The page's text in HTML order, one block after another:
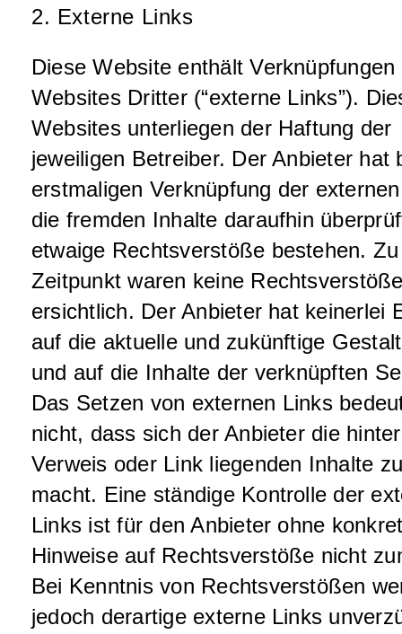
2. Externe Links
Diese Website enthält Verknüpfungen
Websites Dritter (“externe Links”).
Websites unterliegen der Haftung der
jeweiligen Betreiber. Der Anbieter hat
erstmaligen Verknüpfung der
die fremden Inhalte daraufhin
etwaige Rechtsverstöße bestehen.
Zeitpunkt waren keine
ersichtlich. Der Anbieter hat keinerlei
auf die aktuelle und zukünftige
und auf die Inhalte der verknüpften
Das Setzen von externen Links
nicht, dass sich der Anbieter die
Verweis oder Link liegenden Inhalte
macht. Eine ständige Kontrolle der
Links ist für den Anbieter ohne
Hinweise auf Rechtsverstöße nicht
Bei Kenntnis von Rechtsverstößen
jedoch derartige externe Links